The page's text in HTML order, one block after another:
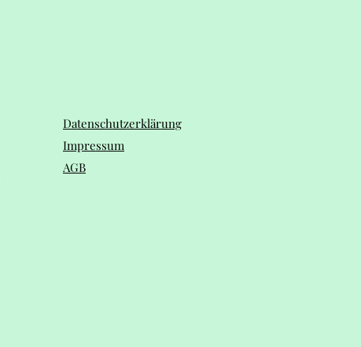
Datenschutzerklärung
Impressum
AGB